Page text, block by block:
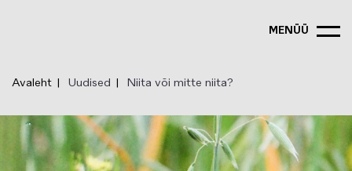
MENÜÜ
Avaleht Uudised Niita või mitte niita?